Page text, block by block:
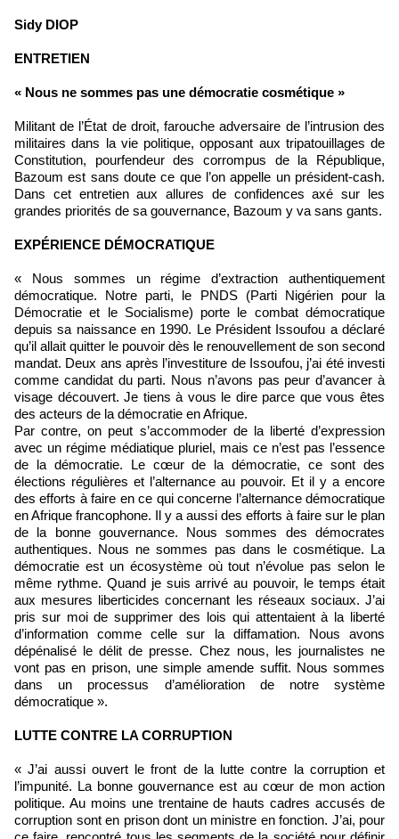
Sidy DIOP
ENTRETIEN
« Nous ne sommes pas une démocratie cosmétique »
Militant de l’État de droit, farouche adversaire de l’intrusion des
militaires dans la vie politique, opposant aux tripatouillages de
Constitution, pourfendeur des corrompus de la République,
Bazoum est sans doute ce que l’on appelle un président-cash.
Dans cet entretien aux allures de confidences axé sur les
grandes priorités de sa gouvernance, Bazoum y va sans gants.
EXPÉRIENCE DÉMOCRATIQUE
« Nous sommes un régime d’extraction authentiquement
démocratique. Notre parti, le PNDS (Parti Nigérien pour la
Démocratie et le Socialisme) porte le combat démocratique
depuis sa naissance en 1990. Le Président Issoufou a déclaré
qu’il allait quitter le pouvoir dès le renouvellement de son second
mandat. Deux ans après l’investiture de Issoufou, j’ai été investi
comme candidat du parti. Nous n’avons pas peur d’avancer à
visage découvert. Je tiens à vous le dire parce que vous êtes
des acteurs de la démocratie en Afrique.
Par contre, on peut s’accommoder de la liberté d’expression
avec un régime médiatique pluriel, mais ce n’est pas l’essence
de la démocratie. Le cœur de la démocratie, ce sont des
élections régulières et l’alternance au pouvoir. Et il y a encore
des efforts à faire en ce qui concerne l’alternance démocratique
en Afrique francophone. Il y a aussi des efforts à faire sur le plan
de la bonne gouvernance. Nous sommes des démocrates
authentiques. Nous ne sommes pas dans le cosmétique. La
démocratie est un écosystème où tout n’évolue pas selon le
même rythme. Quand je suis arrivé au pouvoir, le temps était
aux mesures liberticides concernant les réseaux sociaux. J’ai
pris sur moi de supprimer des lois qui attentaient à la liberté
d’information comme celle sur la diffamation. Nous avons
dépénalisé le délit de presse. Chez nous, les journalistes ne
vont pas en prison, une simple amende suffit. Nous sommes
dans un processus d’amélioration de notre système
démocratique ».
LUTTE CONTRE LA CORRUPTION
« J’ai aussi ouvert le front de la lutte contre la corruption et
l’impunité. La bonne gouvernance est au cœur de mon action
politique. Au moins une trentaine de hauts cadres accusés de
corruption sont en prison dont un ministre en fonction. J’ai, pour